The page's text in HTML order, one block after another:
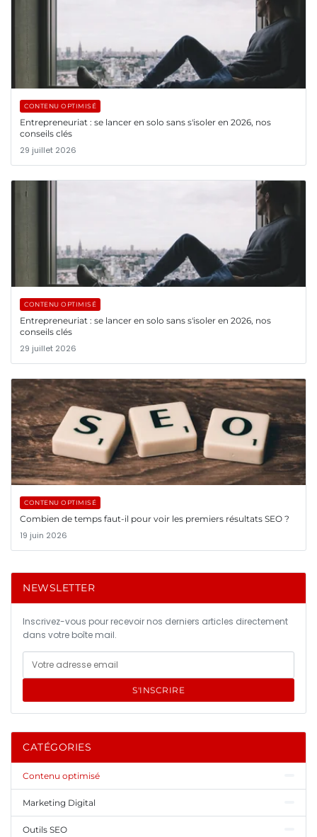
CONTENU OPTIMISÉ
Entrepreneuriat : se lancer en solo sans s'isoler en 2026, nos
conseils clés
29 juillet 2026
CONTENU OPTIMISÉ
Entrepreneuriat : se lancer en solo sans s'isoler en 2026, nos
conseils clés
29 juillet 2026
CONTENU OPTIMISÉ
Combien de temps faut-il pour voir les premiers résultats SEO ?
19 juin 2026
NEWSLETTER
Inscrivez-vous pour recevoir nos derniers articles directement
dans votre boîte mail.
S'INSCRIRE
CATÉGORIES
Contenu optimisé
Marketing Digital
Outils SEO